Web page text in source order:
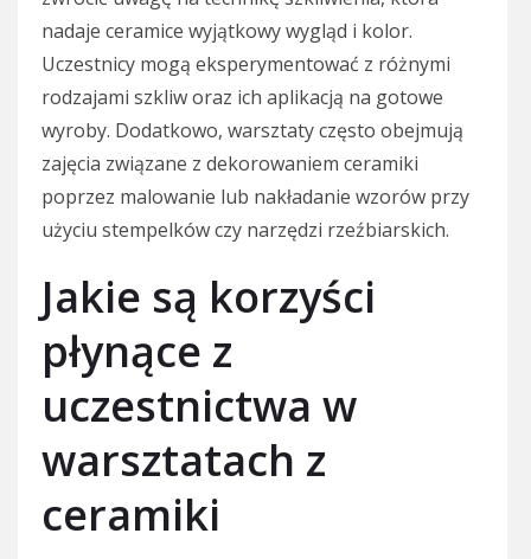
nadaje ceramice wyjątkowy wygląd i kolor.
Uczestnicy mogą eksperymentować z różnymi
rodzajami szkliw oraz ich aplikacją na gotowe
wyroby. Dodatkowo, warsztaty często obejmują
zajęcia związane z dekorowaniem ceramiki
poprzez malowanie lub nakładanie wzorów przy
użyciu stempelków czy narzędzi rzeźbiarskich.
Jakie są korzyści
płynące z
uczestnictwa w
warsztatach z
ceramiki